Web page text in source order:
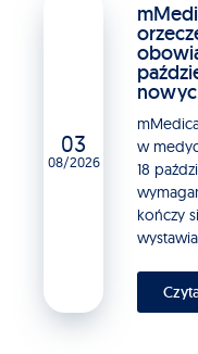
03
08/2026
w
18
kończy